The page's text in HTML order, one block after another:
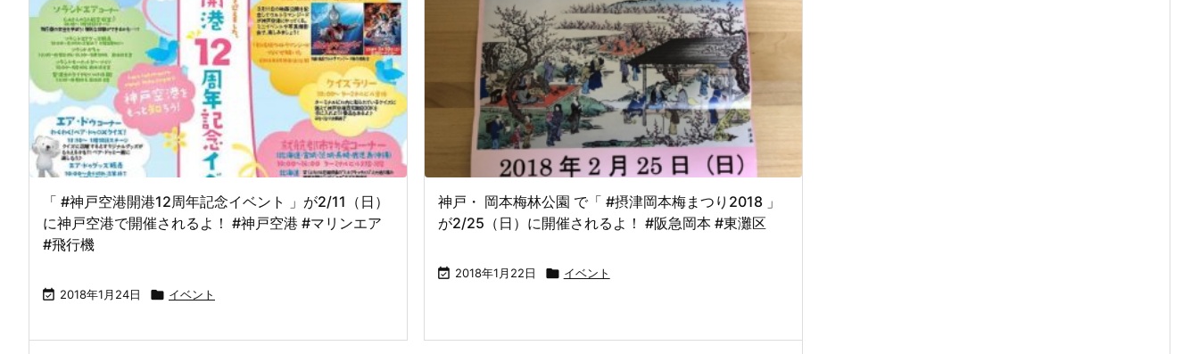
「 #神戸空港開港12周年記念イベント 」が2/11（日）
に神戸空港で開催されるよ！ #神戸空港 #マリンエア
#飛行機
 2018年1月24日  イベント
神戸・ 岡本梅林公園 で「 #摂津岡本梅まつり2018 」
が2/25（日）に開催されるよ！ #阪急岡本 #東灘区
 2018年1月22日  イベント